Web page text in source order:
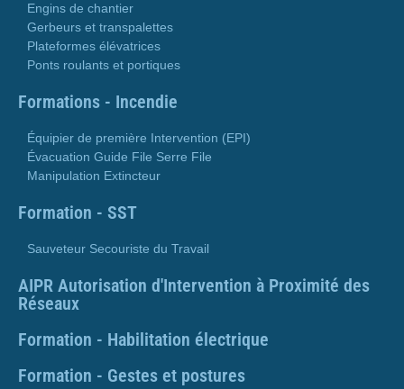
Engins de chantier
Gerbeurs et transpalettes
Plateformes élévatrices
Ponts roulants et portiques
Formations - Incendie
Équipier de première Intervention (EPI)
Évacuation Guide File Serre File
Manipulation Extincteur
Formation - SST
Sauveteur Secouriste du Travail
AIPR Autorisation d'Intervention à Proximité des
Réseaux
Formation - Habilitation électrique
Formation - Gestes et postures